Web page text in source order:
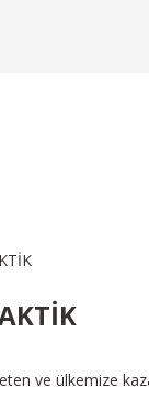
ve ülkemize